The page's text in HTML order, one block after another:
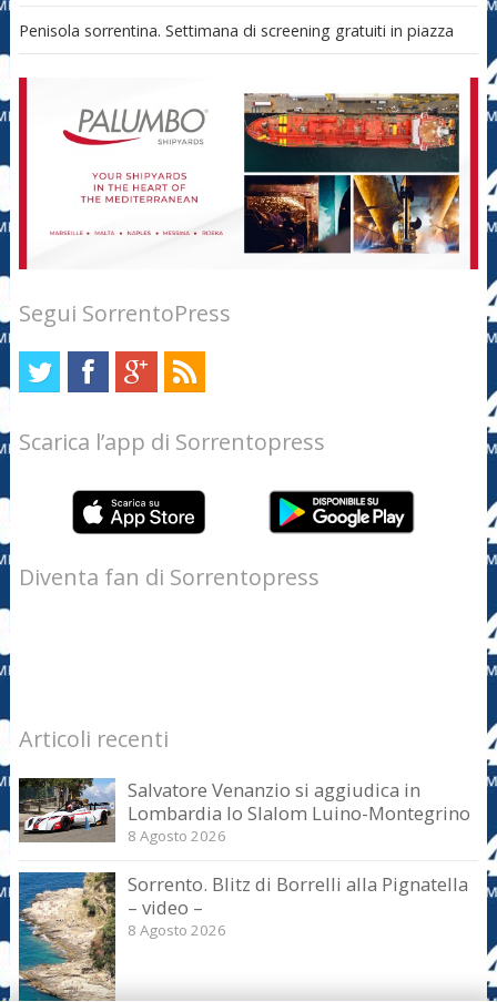
Penisola sorrentina. Settimana di screening gratuiti in piazza
Segui SorrentoPress
Scarica l’app di Sorrentopress
Diventa fan di Sorrentopress
Articoli recenti
Salvatore Venanzio si aggiudica in
Lombardia lo Slalom Luino-Montegrino
8 Agosto 2026
Sorrento. Blitz di Borrelli alla Pignatella
– video –
8 Agosto 2026